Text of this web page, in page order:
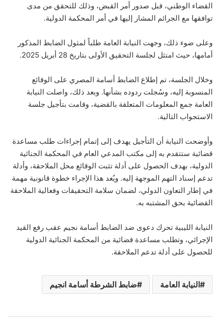
القضاء الوطني، قبل صدور أمر القبض، وذلك للتحقق من مدى
توافقها مع الجرائم المشار إليها في أمر المحكمة الدولية.
وعلى ضوء ذلك، وجهت النيابة العامة طلباً لمثول الضابط المذكور
أمامها، حيث امتثل لجلسة التحقيق الأولى بتاريخ 28 أبريل 2025.
وخلال الجلسة، تم إطلاع الضابط أسامة المصري على الوقائع
المنسوبة إليه، وسُجلت ردوده بشأنها. وبعد ذلك، واصلت النيابة
العامة جمع المعلومات المتعلقة بالقضية، وقامت بتأجيل جلسة
الاستجواب التالية.
وأوضحت النيابة أن التأجيل يهدف إلى إتمام إجراءات طلب مساعدة
قضائية ستتقدم به إلى مكتب المدعي العام في المحكمة الجنائية
الدولية، بهدف الحصول على أدلة تثبت الوقائع محل الملاحقة، وأدلة
تدعم إسناد التهم الموجهة إليه. ويُعد هذا الإجراء خطوة قانونية مهمة
في إطار التعاون الدولي، لضمان سلامة التحقيقات وفعالية الملاحقة
القضائية بحق المشتبه به.
النيابة الليبية تحرك دعوى ضد الضابط أسامة نجيم عقب رفع القيد
الإجرائي، وتطلب مساعدة قضائية من المحكمة الجنائية الدولية
للحصول على أدلة تدعم الملاحقة.
النيابة العامة ضابط الشرطة أسامة انجيم